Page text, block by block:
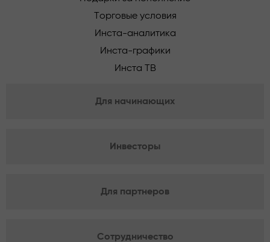
Торговые условия
Инста-аналитика
Инста-графики
Инста ТВ
Для начинающих
Инвесторы
Для партнеров
Сотрудничество